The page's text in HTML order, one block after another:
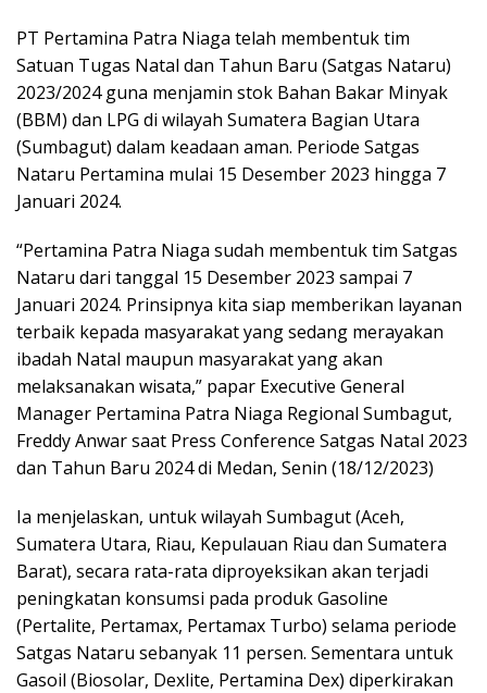
PT Pertamina Patra Niaga telah membentuk tim
Satuan Tugas Natal dan Tahun Baru (Satgas Nataru)
2023/2024 guna menjamin stok Bahan Bakar Minyak
(BBM) dan LPG di wilayah Sumatera Bagian Utara
(Sumbagut) dalam keadaan aman. Periode Satgas
Nataru Pertamina mulai 15 Desember 2023 hingga 7
Januari 2024.
“Pertamina Patra Niaga sudah membentuk tim Satgas
Nataru dari tanggal 15 Desember 2023 sampai 7
Januari 2024. Prinsipnya kita siap memberikan layanan
terbaik kepada masyarakat yang sedang merayakan
ibadah Natal maupun masyarakat yang akan
melaksanakan wisata,” papar Executive General
Manager Pertamina Patra Niaga Regional Sumbagut,
Freddy Anwar saat Press Conference Satgas Natal 2023
dan Tahun Baru 2024 di Medan, Senin (18/12/2023)
Ia menjelaskan, untuk wilayah Sumbagut (Aceh,
Sumatera Utara, Riau, Kepulauan Riau dan Sumatera
Barat), secara rata-rata diproyeksikan akan terjadi
peningkatan konsumsi pada produk Gasoline
(Pertalite, Pertamax, Pertamax Turbo) selama periode
Satgas Nataru sebanyak 11 persen. Sementara untuk
Gasoil (Biosolar, Dexlite, Pertamina Dex) diperkirakan